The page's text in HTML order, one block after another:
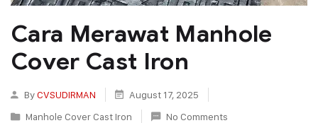
Cara Merawat Manhole
Cover Cast Iron
ByCVSUDIRMAN
August 17, 2025
Manhole Cover Cast Iron
No Comments